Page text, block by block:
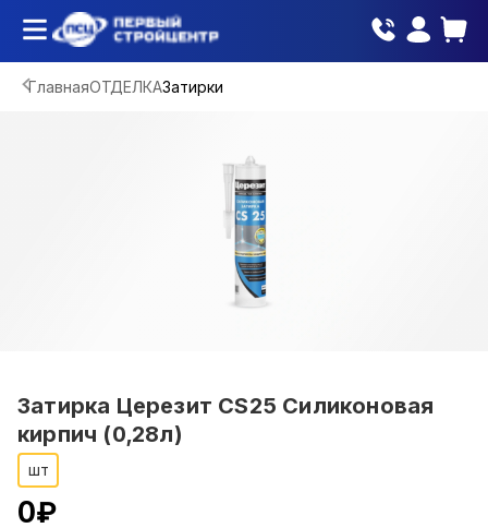
ГлавнаяОТДЕЛКАЗатирки
Затирка Церезит CS25 Силиконовая
кирпич (0,28л)
шт
0₽